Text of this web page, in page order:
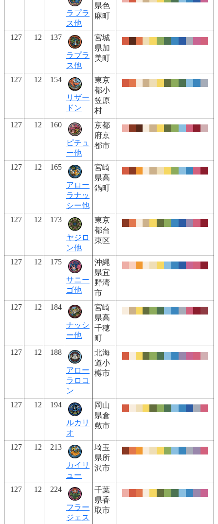
ラプラ
ス他
県色
麻町
127 12 137
ラプラ
ス他
宮城
県加
美町
127 12 154
リザー
ドン
東京
都小
笠原
村
127
12 160
ピチュ
ー他
京都
府京
都市
127 12 165
アロー
ラナッ
シー他
宮崎
県高
鍋町
127 12 173
ヤジロ
ン他
東京
都台
東区
127 12 175
サニー
ゴ他
沖縄
県宜
野湾
市
127
12 184
ナッシ
ー他
宮崎
県高
千穂
町
127
12 188
アロー
ラロコ
ン
北海
道小
樽市
127 12 194
ルカリ
オ
岡山
県倉
敷市
127 12 213
カイリ
ュー
埼玉
県所
沢市
127 12 224
フラー
ジェス
千葉
県香
取市